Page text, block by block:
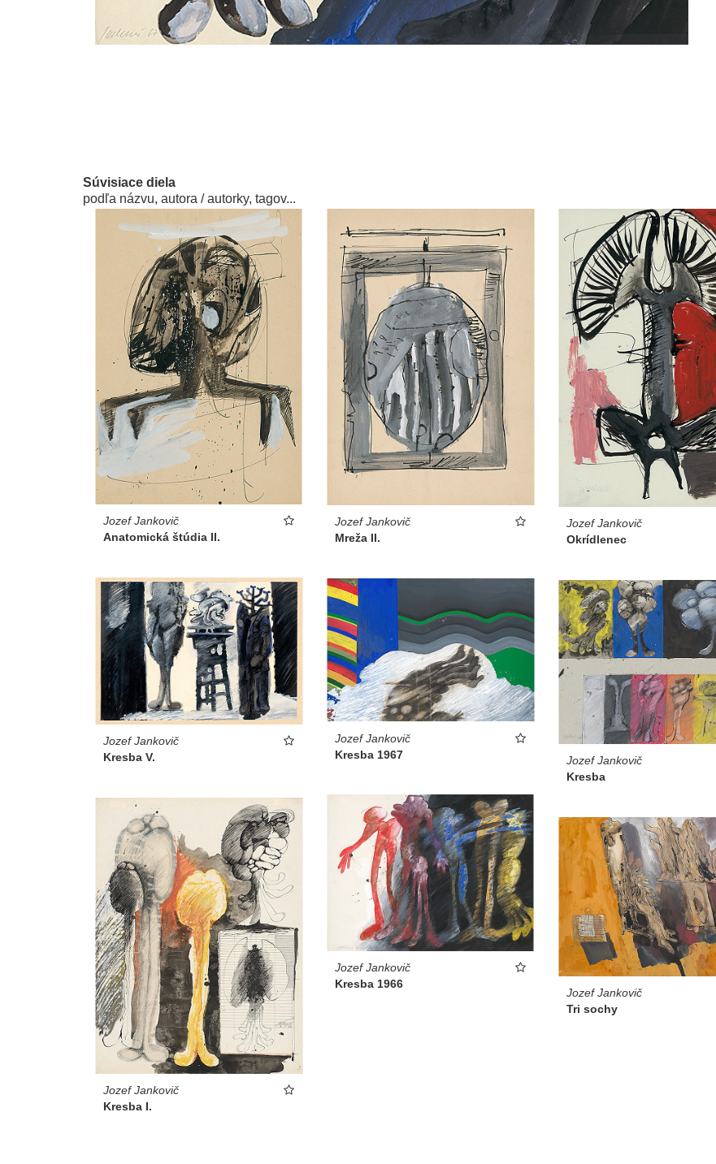
Súvisiace diela
podľa názvu, autora / autorky, tagov...
Jozef Jankovič
Anatomická štúdia II.
Jozef Jankovič
Mreža II.
Jozef Jankovič
Okrídlenec
Jozef Jankovič
Kresba V.
Jozef Jankovič
Kresba 1967
Jozef Jankovič
Kresba
Jozef Jankovič
Kresba 1966
Jozef Jankovič
Kresba I.
Jozef Jankovič
Tri sochy